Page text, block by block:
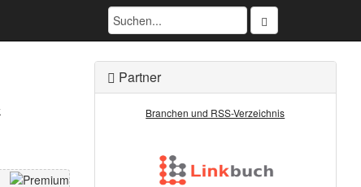
Partner
Branchen und RSS-Verzeichnis